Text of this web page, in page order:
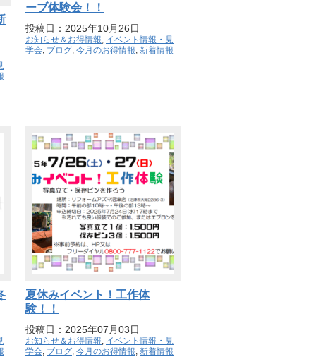
ーブ体験会！！
投稿日：2025年10月26日
お知らせ＆お得情報 イベント情報・見
学会 ブログ 今月のお得情報 新着情報
夏休みイベント！工作体
験！！
投稿日：2025年07月03日
お知らせ＆お得情報, イベント情報・見
学会, ブログ, 今月のお得情報, 新着情報